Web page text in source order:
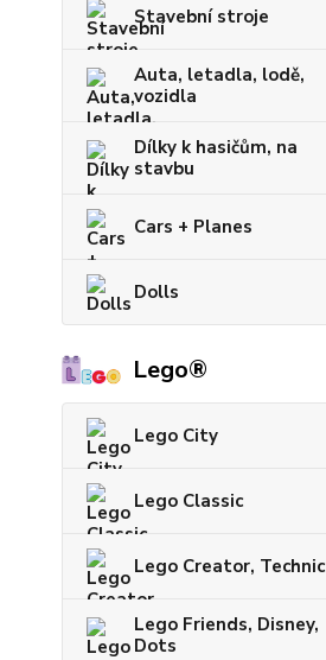
Stavební stroje
Auta, letadla, lodě,
vozidla
Dílky k hasičům, na
stavbu
Cars + Planes
Dolls
Lego®
Lego City
Lego Classic
Lego Creator, Technic
Lego Friends, Disney,
Dots